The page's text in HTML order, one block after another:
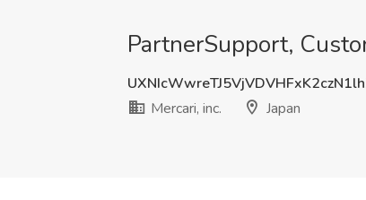
PartnerSupport,
Mercari, inc.
Japan